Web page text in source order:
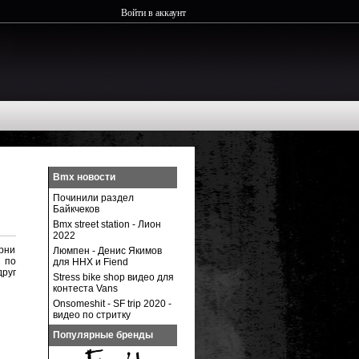
Войти в аккаунт
по
Bmx новости
Починили раздел
Байкчеков
Bmx street station - Лион
2022
Люмпен - Денис Якимов
для ННХ и Fiend
Stress bike shop видео для
контеста Vans
Onsomeshit - SF trip 2020 -
видео по стритку
Популярные бренды